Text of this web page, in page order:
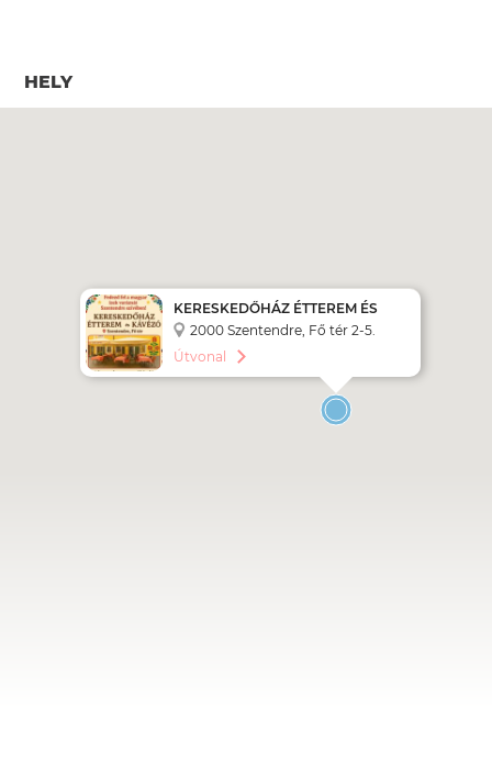
HELY
KERESKEDŐHÁZ ÉTTEREM ÉS
KÁVÉZÓ
2000 Szentendre, Fő tér 2-5.
Útvonal